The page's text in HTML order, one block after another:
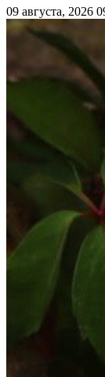
09 августа, 2026